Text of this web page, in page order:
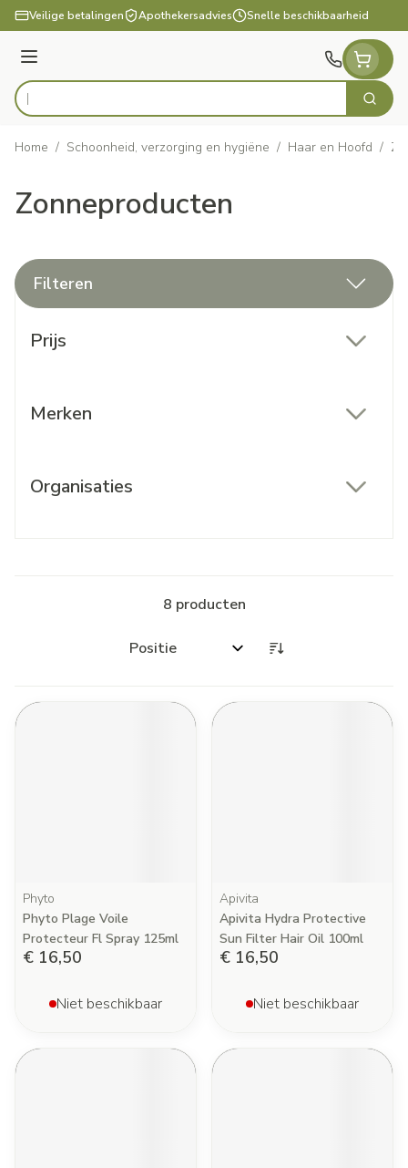
Ga naar de inhoud
Veilige betalingen Apothekersadvies Snelle beschikbaarheid
Menu
Product, merk, categorie... Zoek
Home / Schoonheid, verzorging en hygiëne / Haar en Hoofd /
Zonneproducten
Filteren
Prijs
Merken
Organisaties
8 producten
Sorteer op:
Phyto
Phyto Plage Voile
Protecteur Fl Spray 125ml
€ 16,50
Niet beschikbaar
Apivita
Apivita Hydra Protective
Sun Filter Hair Oil 100ml
€ 16,50
Niet beschikbaar